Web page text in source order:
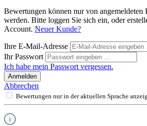
Bewertungen können nur von angemeldeten
werden. Bitte loggen Sie sich ein, oder
Account. Neuer Kunde?
Ihre E-Mail-Adresse
Ihr Passwort
Ich habe mein Passwort vergessen.
Anmelden
Abbrechen
Bewertungen nur in der aktuellen Sprache